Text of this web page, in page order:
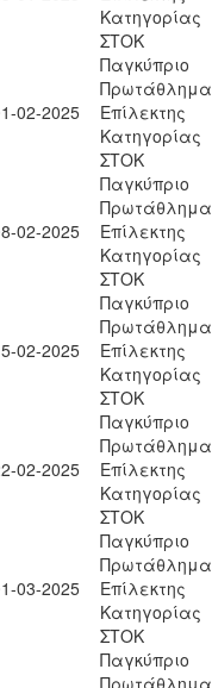
Κατηγορίας
ΣΤΟΚ
02-2025
Παγκύπριο
Πρωτάθλημα
Επίλεκτης
Κατηγορίας
ΣΤΟΚ
02-2025
Παγκύπριο
Πρωτάθλημα
Επίλεκτης
Κατηγορίας
ΣΤΟΚ
02-2025
Παγκύπριο
Πρωτάθλημα
Επίλεκτης
Κατηγορίας
ΣΤΟΚ
02-2025
Παγκύπριο
Πρωτάθλημα
Επίλεκτης
Κατηγορίας
ΣΤΟΚ
03-2025
Παγκύπριο
Πρωτάθλημα
Επίλεκτης
Κατηγορίας
ΣΤΟΚ
Παγκύπριο
Πρωτάθλημα